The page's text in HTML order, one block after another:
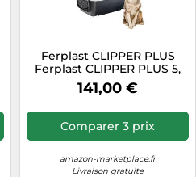
Ferplast CLIPPER PLUS
Ferplast CLIPPER PLUS 5,
caisse de transport pour
chiens de taille moyenne,
141,00 €
Comparer 3 prix
amazon-marketplace.fr
Livraison gratuite